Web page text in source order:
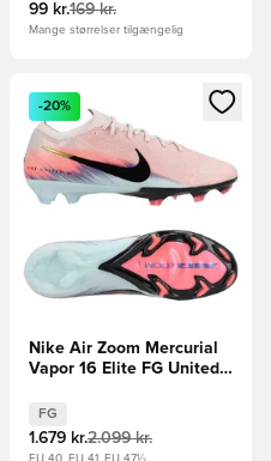
99 kr.169 kr.
Mange størrelser tilgængelig
eller tilmelde dig som
Åbner en Modal til at logge
-20%
Nike Air Zoom Mercurial
Vapor 16 Elite FG United -
FG
1.679 kr.2.099 kr.
EU 40, EU 41, EU 47½